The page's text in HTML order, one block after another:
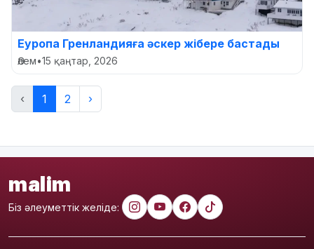
Еуропа Гренландияға әскер жібере бастады
Әлем•15 қаңтар, 2026
‹ 1 2 ›
malim
Біз әлеуметтік желіде: